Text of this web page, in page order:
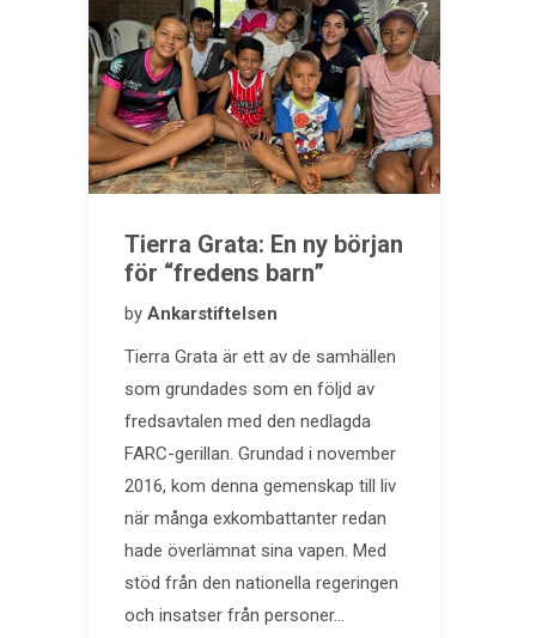
Tierra Grata: En ny början
för “fredens barn”
by Ankarstiftelsen
Tierra Grata är ett av de samhällen
som grundades som en följd av
fredsavtalen med den nedlagda
FARC-gerillan. Grundad i november
2016, kom denna gemenskap till liv
när många exkombattanter redan
hade överlämnat sina vapen. Med
stöd från den nationella regeringen
och insatser från personer…